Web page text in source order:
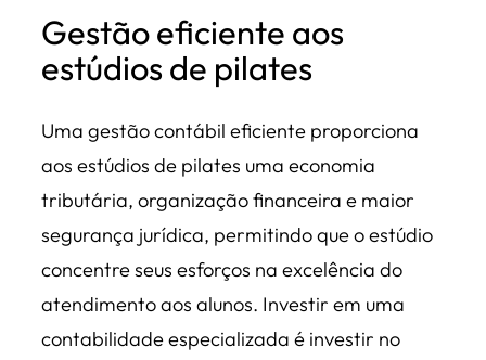
Gestão eficiente aos
estúdios de pilates
Uma gestão contábil eficiente proporciona
aos estúdios de pilates uma economia
tributária, organização financeira e maior
segurança jurídica, permitindo que o estúdio
concentre seus esforços na excelência do
atendimento aos alunos. Investir em uma
contabilidade especializada é investir no